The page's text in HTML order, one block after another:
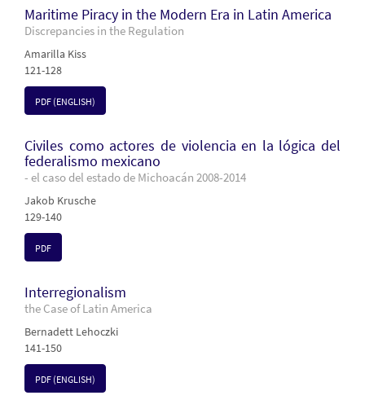
Maritime Piracy in the Modern Era in Latin America
Discrepancies in the Regulation
Amarilla Kiss
121-128
PDF (ENGLISH)
Civiles como actores de violencia en la lógica del
federalismo mexicano
- el caso del estado de Michoacán 2008-2014
Jakob Krusche
129-140
PDF
Interregionalism
the Case of Latin America
Bernadett Lehoczki
141-150
PDF (ENGLISH)